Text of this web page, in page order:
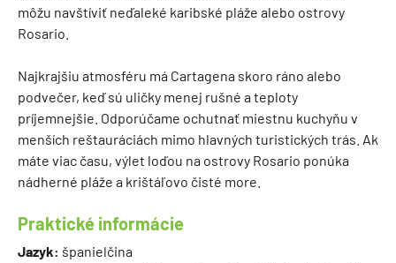
môžu navštíviť neďaleké karibské pláže alebo ostrovy
Rosario.
Najkrajšiu atmosféru má Cartagena skoro ráno alebo
podvečer, keď sú uličky menej rušné a teploty
príjemnejšie. Odporúčame ochutnať miestnu kuchyňu v
menších reštauráciách mimo hlavných turistických trás. Ak
máte viac času, výlet loďou na ostrovy Rosario ponúka
nádherné pláže a krištáľovo čisté more.
Praktické informácie
Jazyk: španielčina